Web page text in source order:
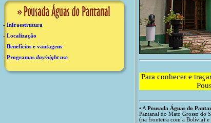
- Infraestrutura
- Localização
- Benefícios e vantagens
- Programas day/night use
Para conhecer e
• A Pousada Águas do
Pantanal do Mato Grosso do
(na fronteira com a Bolívia) e